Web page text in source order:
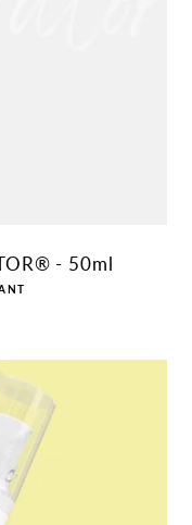
- 50ml
: